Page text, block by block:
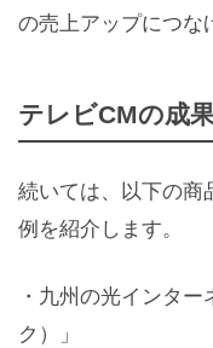
の売上アップにつな
テレビCMの成
続いては、以下の商
例を紹介します。
・九州の光インタ
ク）」